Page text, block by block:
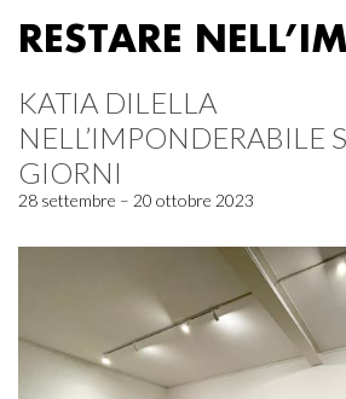
RESTARE
KATIA DILELLA
NELL’IMPONDERABILE
GIORNI
28 settembre – 20 ottobre 2023